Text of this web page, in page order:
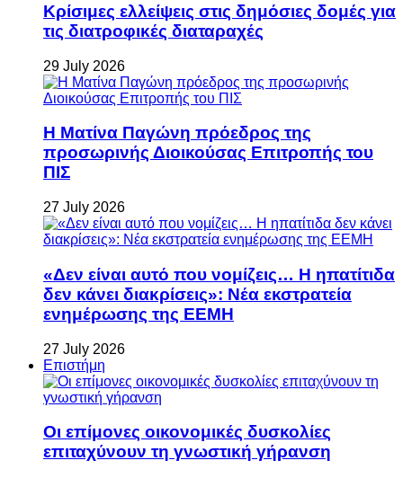
Κρίσιμες ελλείψεις στις δημόσιες δομές για
τις διατροφικές διαταραχές
29 July 2026
Η Ματίνα Παγώνη πρόεδρος της
προσωρινής Διοικούσας Επιτροπής του
ΠΙΣ
27 July 2026
«Δεν είναι αυτό που νομίζεις… Η ηπατίτιδα
δεν κάνει διακρίσεις»: Νέα εκστρατεία
ενημέρωσης της ΕΕΜΗ
27 July 2026
Επιστήμη
Οι επίμονες οικονομικές δυσκολίες
επιταχύνουν τη γνωστική γήρανση